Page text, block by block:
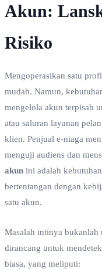
Akun:
Risiko
Mengoperasikan satu
mudah. Namun,
mengelola akun terpisah
atau saluran layanan
klien. Penjual e-niaga
menguji audiens dan
akun ini adalah
bertentangan dengan
satu akun.
Masalah intinya bukanlah
dirancang untuk
biasa, yang meliputi: